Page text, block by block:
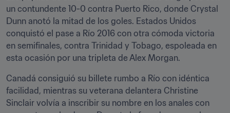
un contundente 10-0 contra Puerto Rico, donde Crystal
Dunn anotó la mitad de los goles. Estados Unidos
conquistó el pase a Río 2016 con otra cómoda victoria
en semifinales, contra Trinidad y Tobago, espoleada en
esta ocasión por una tripleta de Alex Morgan.
Canadá consiguió su billete rumbo a Río con idéntica
facilidad, mientras su veterana delantera Christine
Sinclair volvía a inscribir su nombre en los anales con